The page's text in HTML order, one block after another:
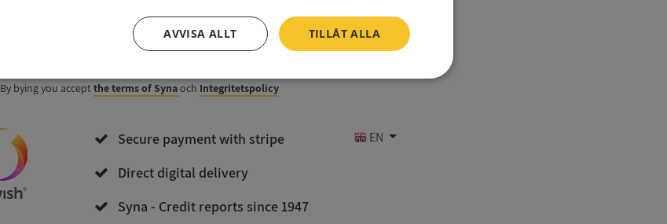
Purchase and download
By bying you acceptthe terms of Synaoch Integritetspolicy
Secure payment with stripe
Direct digital delivery
Syna - Credit reports since 1947
EN
TILLÅT ALLA
AVVISA ALLT
Prestanda Inriktning Funktioner Oklassificerade
Prestanda Inriktning Funktioner Oklassificerade